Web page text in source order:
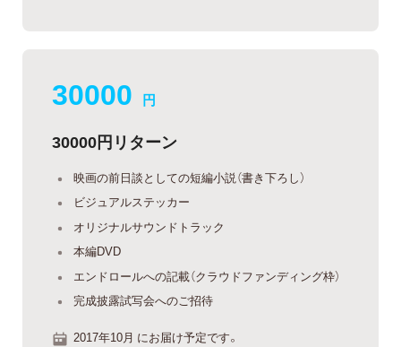
30000 円
30000円リターン
映画の前日談としての短編小説（書き下ろし）
ビジュアルステッカー
オリジナルサウンドトラック
本編DVD
エンドロールへの記載（クラウドファンディング枠）
完成披露試写会へのご招待
2017年10月 にお届け予定です。